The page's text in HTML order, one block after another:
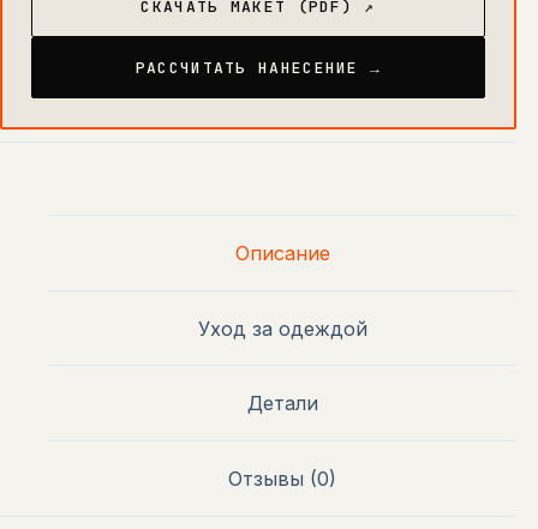
СКАЧАТЬ МАКЕТ (PDF) ↗
РАССЧИТАТЬ НАНЕСЕНИЕ →
Описание
Уход за одеждой
Детали
Отзывы (0)